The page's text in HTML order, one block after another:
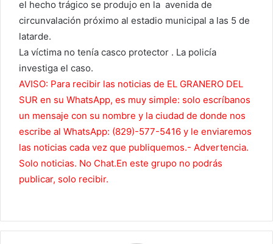
el hecho trágico se produjo en la avenida de
circunvalación próximo al estadio municipal a las 5 de
latarde.
La víctima no tenía casco protector . La policía
investiga el caso.
AVISO: Para recibir las noticias de EL GRANERO DEL
SUR en su WhatsApp, es muy simple: solo escríbanos
un mensaje con su nombre y la ciudad de donde nos
escribe al WhatsApp: (829)-577-5416 y le enviaremos
las noticias cada vez que publiquemos.- Advertencia.
Solo noticias. No Chat.En este grupo no podrás
publicar, solo recibir.